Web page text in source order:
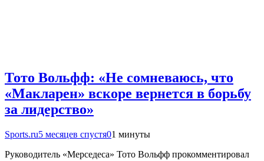
Тото Вольфф: «Не сомневаюсь, что
«Макларен» вскоре вернется в борьбу
за лидерство»
Sports.ru5 месяцев спустя01 минуты
Руководитель «Мерседеса» Тото Вольфф прокомментировал